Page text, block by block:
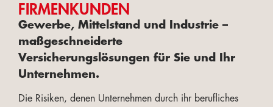
FIRMENKUNDEN
Gewerbe, Mittelstand und Industrie –
maßgeschneiderte
Versicherungslösungen für Sie und Ihr
Unternehmen.
Die Risiken, denen Unternehmen durch ihr berufliches